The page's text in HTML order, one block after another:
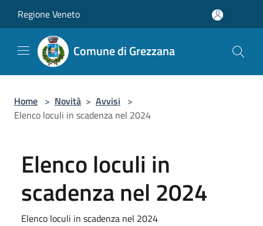
Regione Veneto
Comune di Grezzana
Home > Novità > Avvisi >
Elenco loculi in scadenza nel 2024
Elenco loculi in
scadenza nel 2024
Elenco loculi in scadenza nel 2024